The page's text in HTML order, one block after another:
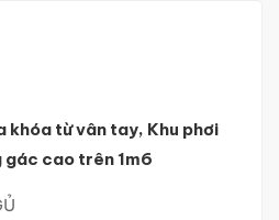
khóa từ vân tay, Khu phơi
gác cao trên 1m6